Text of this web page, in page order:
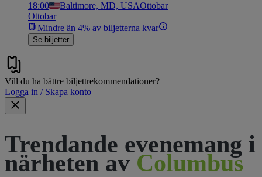
18:00 Baltimore, MD, USAOttobar
Ottobar
Mindre än 4% av biljetterna kvar
Se biljetter
Vill du ha bättre biljettrekommendationer?
Logga in / Skapa konto
Trendande evenemang i
närheten av Columbus